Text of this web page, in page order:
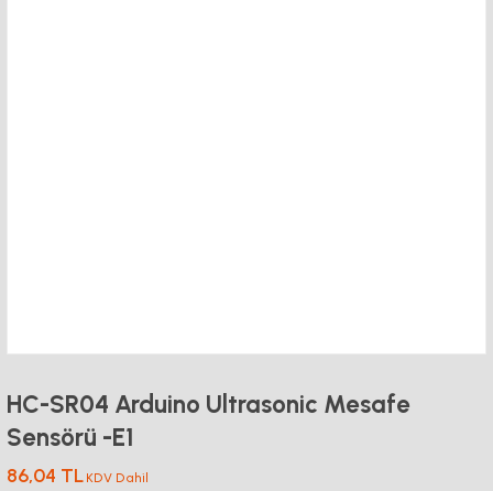
HC-SR04 Arduino Ultrasonic Mesafe
Sensörü -E1
86,04 TL KDV Dahil